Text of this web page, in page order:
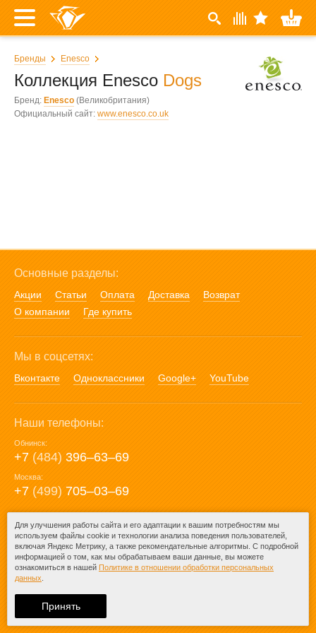
Бренды Enesco
Коллекция Enesco Dogs
Бренд: Enesco (Великобритания)
Официальный сайт: www.enesco.co.uk
Основные разделы:
Акции Статьи Оплата Доставка
Возврат
О компании
Где купить
Мы в соцсетях:
Вконтакте Одноклассники Google+ YouTube
Наши телефоны:
Обнинск:
+7 (484) 396‒63‒69
Москва:
+7 (499) 705‒03‒69
E-mail:
mail@posuda40.ru
При любом копировании информации
ссылка на
Для улучшения работы сайта и его адаптации к вашим потребностям мы
используем файлы cookie и технологии анализа поведения пользователей,
включая Яндекс Метрику, а также рекомендательные алгоритмы. С подробной
информацией о том, как мы обрабатываем ваши данные, вы можете
ознакомиться в нашей Политике в отношении обработки персональных
данных
Принять